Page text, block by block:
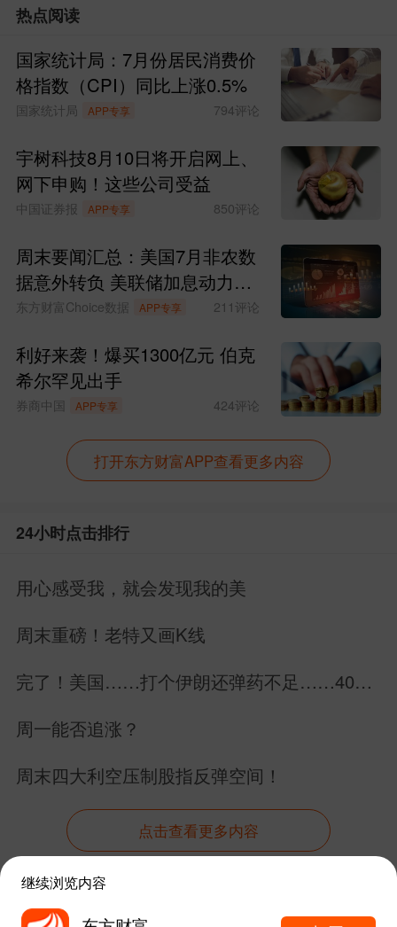
断加大”。
与此同时，韩国多家监管机构就股市
极端波动发出警示，并将矛头指向与芯片
韩国金融监督院（FSS）周二（7月7
日）表示，将密切关注近期推出的与芯片
股挂钩的个股杠杆交易所交易基金（ET
F）对市场造成的影响，并在必要时对资产
管理公司的营销行为进行审查。
韩国央行此前在提交给另一位国民力
量党议员的书面答复中表示，与三星电子
F，可能进一步加剧市场集中度、放大市场
另有报道称，目前，韩国金融监督院
正在研究收紧单股杠杆ETF投资门槛的具
发行数量、设置规模上限、提高散户投资
门槛等。
Fidelity International投资组合经理Ian
Samson表示：“韩国股市近期波动来自基
各类半导体需求强劲，但这在很大程度上
依赖于少数几家大型科技公司约1万亿美元
的资本开支，一旦这一芯片支出规模被证
热点阅读
国家统计局：7月份居民消费价
格指数（CPI）同比上涨0.5%
国家统计局 APP专享 794评论
宇树科技8月10日将开启网上、
网下申购！这些公司受益
中国证券报 APP专享 850评论
周末要闻汇总：美国7月非农数
据意外转负 美联储加息动力骤
减
东方财富Choice数据 APP专享 211评论
利好来袭！爆买1300亿元 伯克
希尔罕见出手
券商中国 APP专享 424评论
打开东方财富APP查看更多内容
24小时点击排行
用心感受我，就会发现我的美
周末重磅！老特又画K线
完了！美国……打个伊朗还弹药不足……40万
周一能否追涨？
周末四大利空压制股指反弹空间！
点击查看更多内容
资讯
继续浏览内容